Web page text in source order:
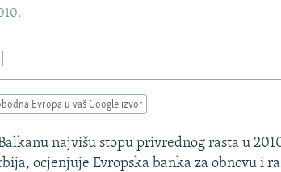
Evropa u vaš Google izvor
najvišu stopu privrednog rasta u
ocjenjuje Evropska banka za obnovu i